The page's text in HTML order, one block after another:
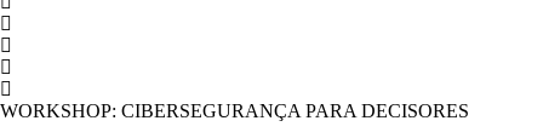
WORKSHOP: CIBERSEGURANÇA PARA DECISORES